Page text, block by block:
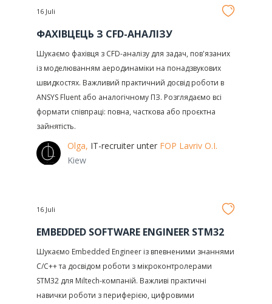
16 Juli
ФАХІВЦЕЦЬ З CFD-АНАЛІЗУ
Шукаємо фахівця з CFD-аналізу для задач, пов'язаних
із моделюванням аеродинаміки на понадзвукових
швидкостях. Важливий практичний досвід роботи в
ANSYS Fluent або аналогічному ПЗ. Розглядаємо всі
формати співпраці: повна, часткова або проєктна
зайнятість.
Olga, IT-recruiter unter FOP Lavriv O.I.
Kiew
16 Juli
EMBEDDED SOFTWARE ENGINEER STM32
Шукаємо Embedded Engineer із впевненими знаннями
C/C++ та досвідом роботи з мікроконтролерами
STM32 для Miltech-компаній. Важливі практичні
навички роботи з периферією, цифровими